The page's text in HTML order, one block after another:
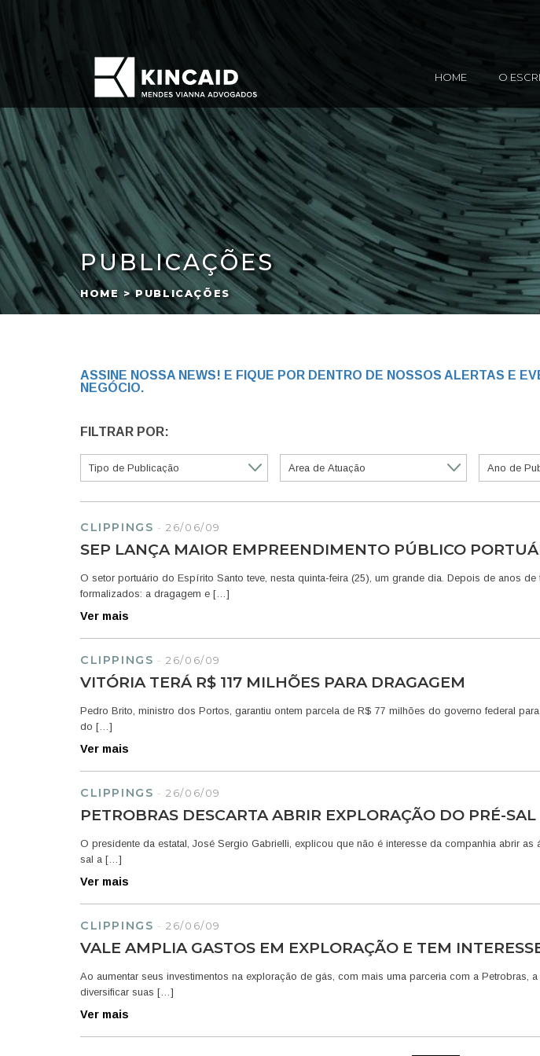
HOME O
PUBLICAÇÕES
HOME > PUBLICAÇÕES
ASSINE NOSSA NEWS! E FIQUE POR DENTRO DE NOSSOS ALERTAS E
NEGÓCIO.
FILTRAR POR:
CLIPPINGS -26/06/09
SEP LANÇA MAIOR EMPREENDIMENTO PÚBLICO
O setor portuário do Espírito Santo teve, nesta quinta-feira (25), um grande dia. Depois de anos
formalizados: a dragagem e […]
Ver mais
CLIPPINGS -26/06/09
VITÓRIA TERÁ R$ 117 MILHÕES PARA DRAGAGEM
Pedro Brito, ministro dos Portos, garantiu ontem parcela de R$ 77 milhões do governo federal
do […]
Ver mais
CLIPPINGS -26/06/09
PETROBRAS DESCARTA ABRIR EXPLORAÇÃO DO PRÉ-
O presidente da estatal, José Sergio Gabrielli, explicou que não é interesse da companhia abrir
sal a […]
Ver mais
CLIPPINGS -26/06/09
VALE AMPLIA GASTOS EM EXPLORAÇÃO E TEM
Ao aumentar seus investimentos na exploração de gás, com mais uma parceria com a Petrobras,
diversificar suas […]
Ver mais